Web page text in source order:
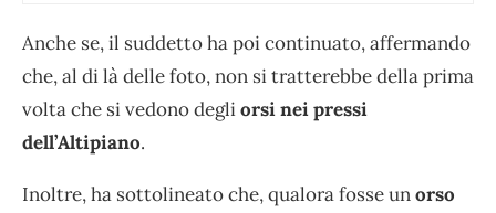
Anche se, il suddetto ha poi continuato, affermando
che, al di là delle foto, non si tratterebbe della prima
volta che si vedono degliorsi nei pressi
dell’Altipiano.
Inoltre, ha sottolineato che, qualora fosse unorso